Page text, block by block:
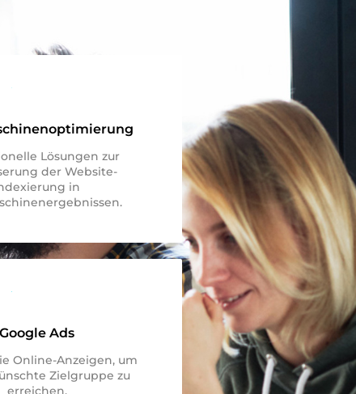
Lösungen zur
der Website-
in
Google Ads
Online-Anzeigen, um
Zielgruppe zu
erreichen.